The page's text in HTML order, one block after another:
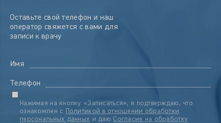
Оставьте свой телефон и наш
оператор свяжется с вами для
записи к врачу
Имя
Телефон
Нажимая на кнопку «Записаться», я подтверждаю, что
ознакомлен с
Политикой в отношении обработки
персональных данных и даю Согласие на обработку